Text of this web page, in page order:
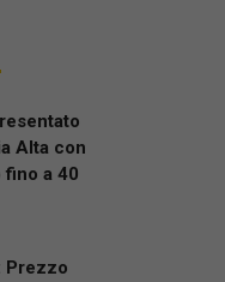
Alta con
a 40
Prezzo